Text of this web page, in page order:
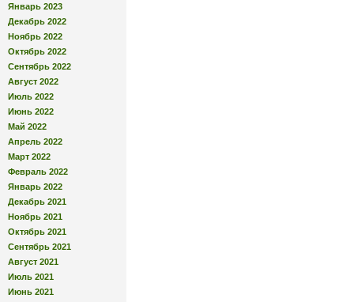
Январь 2023
Декабрь 2022
Ноябрь 2022
Октябрь 2022
Сентябрь 2022
Август 2022
Июль 2022
Июнь 2022
Май 2022
Апрель 2022
Март 2022
Февраль 2022
Январь 2022
Декабрь 2021
Ноябрь 2021
Октябрь 2021
Сентябрь 2021
Август 2021
Июль 2021
Июнь 2021